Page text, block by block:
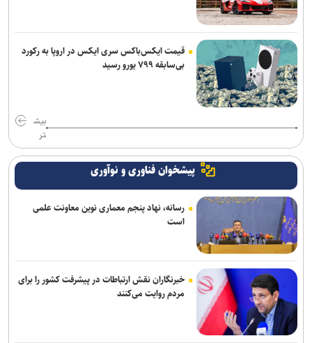
قیمت ایکس‌باکس سری ایکس در اروپا به رکورد
بی‌سابقه ۷۹۹ یورو رسید
بیش
تر
پیشخوان فناوری و نوآوری
رسانه، نهاد پنجم معماری نوین معاونت علمی
است
خبرنگاران نقش ارتباطات در پیشرفت کشور را برای
مردم روایت می‌کنند